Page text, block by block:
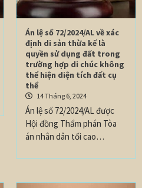
Án lệ số 72/2024/AL về xác
định di sản thừa kế là
quyền sử dụng đất trong
trường hợp di chúc không
thể hiện diện tích đất cụ
thể
14 Tháng 6, 2024
Án lệ số 72/2024/AL được
Hội đồng Thẩm phán Tòa
án nhân dân tối cao…